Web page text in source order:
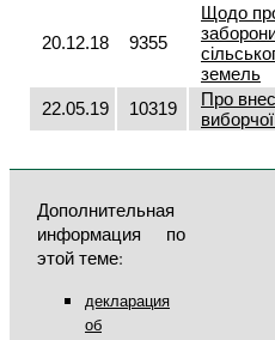
20.12.18 9355
Щодо
земель
22.05.19 10319
Про
Дополнительная
информация по
этой теме:
декларация
об